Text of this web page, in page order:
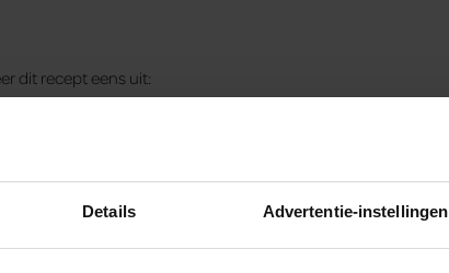
Details Advertentie-instellingen
dit recept eens uit: